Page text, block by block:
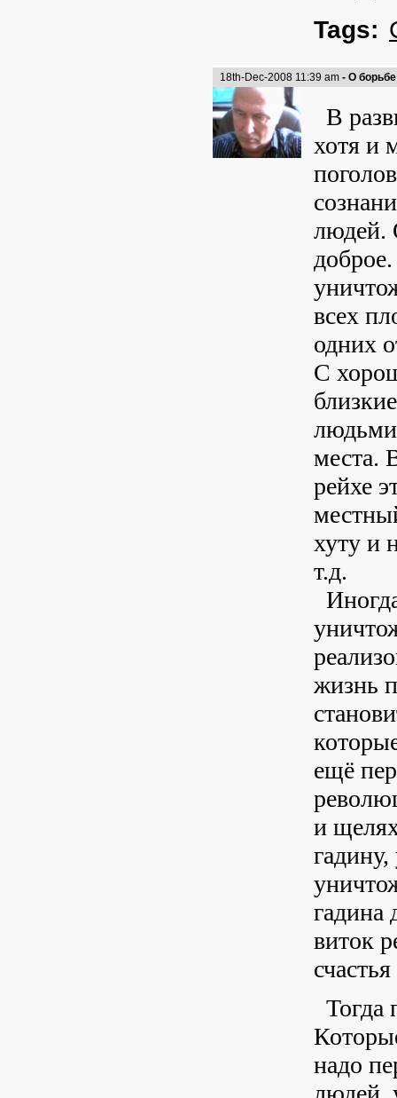
Tags:
18th-Dec-2008 11:39 am - О
В
хотя и
людей.
всех
одних
С
людьми
места.
рейхе
хуту и
т.д.
жизнь
ещё
и
гадина
виток
Тогда
надо